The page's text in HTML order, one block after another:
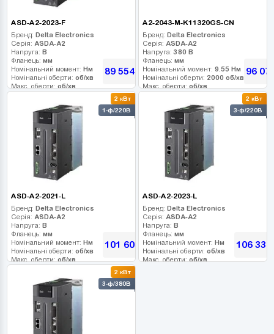
ASD-A2-2023-F
Бренд: Delta Electronics
Серія: ASDA-A2
Напруга: В
Фланець: мм
Номінальний момент: Нм
Номінальні оберти: об/хв
Макс. оберти: об/хв
Гальмо:
89 554грн
A2-2043-M-K11320GS-CN
Бренд: Delta Electronics
Серія: ASDA-A2
Напруга:380 В
Фланець: мм
Номінальний момент: 9.55 Нм
Номінальні оберти: 2000 об/хв
Макс. оберти: об/хв
20 біт
Гальмо:0
96
2 кВт
1-ф/220В
ASD-A2-2021-L
Бренд: Delta Electronics
Серія: ASDA-A2
Напруга: В
Фланець: мм
Номінальний момент: Нм
Номінальні оберти: об/хв
Макс. оберти: об/хв
Гальмо:
101 606 грн
2 кВт
3-ф/220В
ASD-A2-2023-L
Бренд: Delta Electronics
Серія: ASDA-A2
Напруга: В
Фланець: мм
Номінальний момент: Нм
Номінальні оберти: об/хв
Макс. оберти: об/хв
106 337
2 кВт
3-ф/380В